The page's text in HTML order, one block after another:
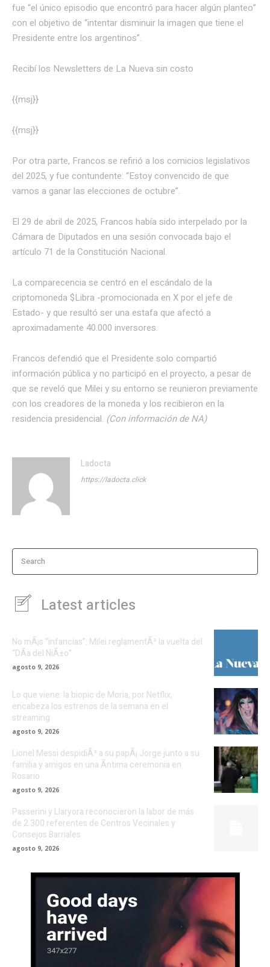
fue “el único episodio que encontró para hacer algún planteo”
con el objetivo de “intentar disminuir la imagen que tiene el
Presidente entre los argentinos”.
Recibí los Newsletters de La Nueva sin costo
{{msj}}
{{msj}}
Por otra parte, Francos se refirió a los comicios legislativos
del 2025, y fue contundente: “Estoy convencido de que
vamos a ganar las elecciones de octubre”.
El 29 de abril de 2025, Francos había sido interpelado por la
Cámara de Diputados en una sesión convocada bajo el
artículo 71 de la Constitución Nacional.
La comparecencia se centró en el escándalo de la
criptomoneda $Libra -promocionada en X por el jefe de
Estado- y que resultó ser una estafa que afectó a
aproximadamente 40.000 inversores.
Francos defendió que el Presidente solo compartió
información pública y no participó en el proyecto, a pesar de
que se reveló que Milei y su entorno se reunieron previamente
con los creadores de la moneda y los recibieron en la
residencia presidencial. (Con información de NA)
Ladocta
https://ladocta.click
Search
Latest articles
No mÃ¡s “infancias”: Milei reglamentÃ³ la vuelta del
“DÃ­a del NiÃ±o”
agosto 9, 2026
Lo que viene: la biopic de Moria, por Netflix,
encabeza los estrenos de la semana en el
streaming
agosto 9, 2026
Lionel Messi despidiÃ³ a su papÃ¡ Jorge junto a su
familia y amigos en una Ã­ntima ceremonia en
Rosario
agosto 9, 2026
Passerini y Llaryora reconocieron la labor de más
de 2.300 referentes de Centros Vecinales y
Consejos Barriales
agosto 9, 2026